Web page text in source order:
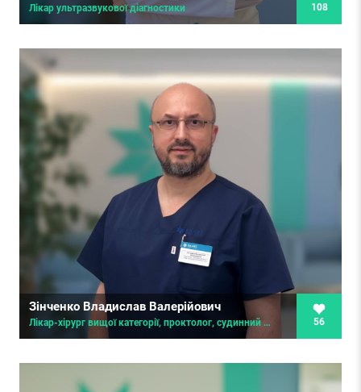
108
Лікар ультразвукової діагностики
56
Зінченко Владислав Валерійович
Лікар-хірург вищої категорії, проктолог, судинний хірург, лікар ультразвукової діагностики